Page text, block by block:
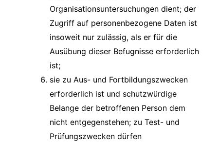
Organisationsuntersuchungen dient; der
Zugriff auf personenbezogene Daten ist
insoweit nur zulässig, als er für die
Ausübung dieser Befugnisse erforderlich
ist;
sie zu Aus- und Fortbildungszwecken
erforderlich ist und schutzwürdige
Belange der betroffenen Person dem
nicht entgegenstehen; zu Test- und
Prüfungszwecken dürfen